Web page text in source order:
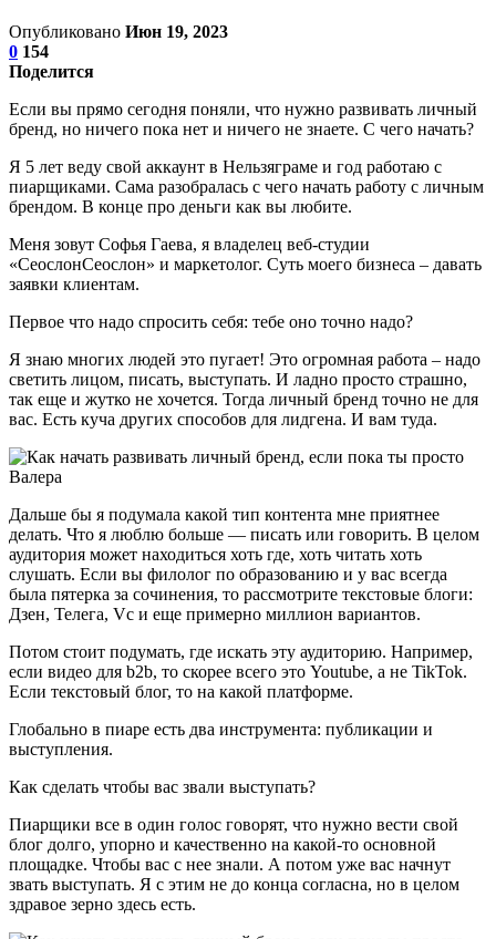
Опубликовано Июн 19, 2023
0 154
Поделится
Если вы прямо сегодня поняли, что нужно развивать личный
бренд, но ничего пока нет и ничего не знаете. С чего начать?
Я 5 лет веду свой аккаунт в Нельзяграме и год работаю с
пиарщиками. Сама разобралась с чего начать работу с личным
брендом. В конце про деньги как вы любите.
Меня зовут Софья Гаева, я владелец веб-студии
«СеослонСеослон» и маркетолог. Суть моего бизнеса – давать
заявки клиентам.
Первое что надо спросить себя: тебе оно точно надо?
Я знаю многих людей это пугает! Это огромная работа – надо
светить лицом, писать, выступать. И ладно просто страшно,
так еще и жутко не хочется. Тогда личный бренд точно не для
вас. Есть куча других способов для лидгена. И вам туда.
Дальше бы я подумала какой тип контента мне приятнее
делать. Что я люблю больше — писать или говорить. В целом
аудитория может находиться хоть где, хоть читать хоть
слушать. Если вы филолог по образованию и у вас всегда
была пятерка за сочинения, то рассмотрите текстовые блоги:
Дзен, Телега, Vc и еще примерно миллион вариантов.
Потом стоит подумать, где искать эту аудиторию. Например,
если видео для b2b, то скорее всего это Youtube, а не TikTok.
Если текстовый блог, то на какой платформе.
Глобально в пиаре есть два инструмента: публикации и
выступления.
Как сделать чтобы вас звали выступать?
Пиарщики все в один голос говорят, что нужно вести свой
блог долго, упорно и качественно на какой-то основной
площадке. Чтобы вас с нее знали. А потом уже вас начнут
звать выступать. Я с этим не до конца согласна, но в целом
здравое зерно здесь есть.